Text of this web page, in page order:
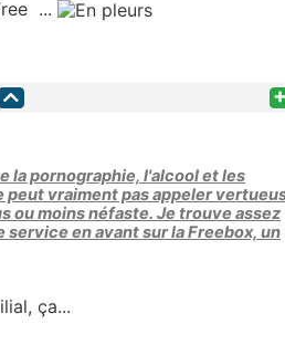
...
la pornographie, l'alcool et les
peut vraiment pas appeler
ou moins néfaste. Je trouve assez
en avant sur la Freebox, un
ça...